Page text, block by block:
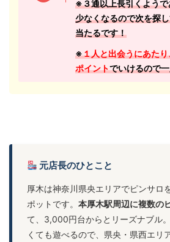
※３通以上長引くよう
少なくなるので次を探
当たるです！
※１人と出会うにあた
ポイントでいけるので
元店長のひとこと
厚木は神奈川県央エリアでピンサロ
ポットです。 本厚木駅周辺に複数の
て、3,000円台からとリーズナブル
くても遊べるので、県央・県西エリ